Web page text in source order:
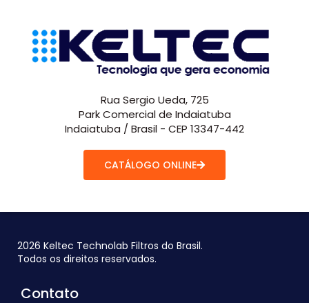
Rua Sergio Ueda, 725
Park Comercial de Indaiatuba
Indaiatuba / Brasil - CEP 13347-442
CATÁLOGO ONLINE
2026 Keltec Technolab Filtros do Brasil.
Todos os direitos reservados.
Contato